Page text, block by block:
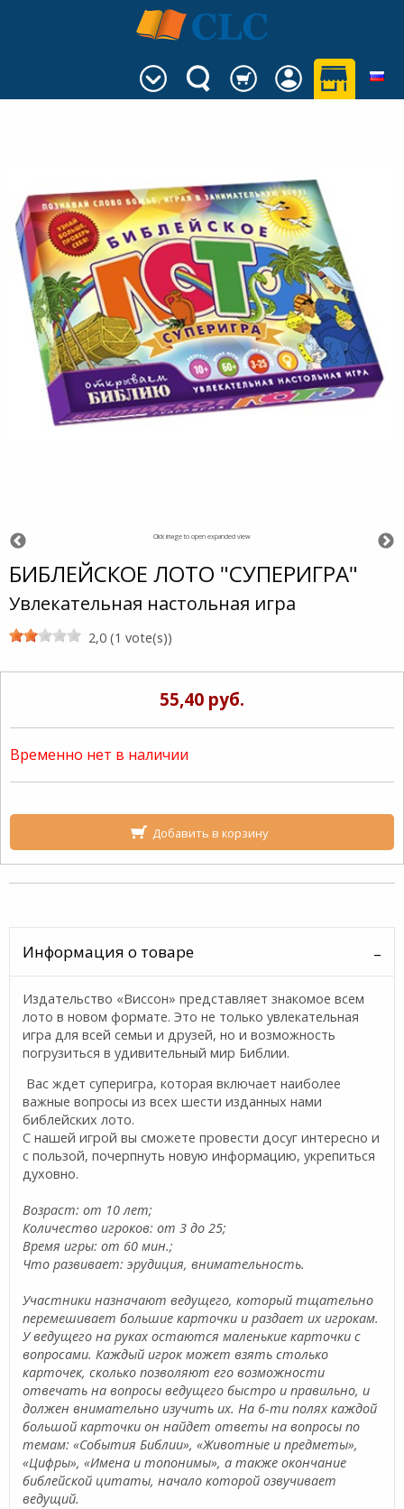
Click image to open expanded view
БИБЛЕЙСКОЕ ЛОТО "СУПЕРИГРА"
Увлекательная настольная игра
2,0 (1 vote(s))
55,40 руб.
Временно нет в наличии
Добавить в корзину
Информация о товаре
Издательство «Виссон» представляет знакомое всем
лото в новом формате. Это не только увлекательная
игра для всей семьи и друзей, но и возможность
погрузиться в удивительный мир Библии.
Вас ждет суперигра, которая включает наиболее
важные вопросы из всех шести изданных нами
библейских лото.
С нашей игрой вы сможете провести досуг интересно и
с пользой, почерпнуть новую информацию, укрепиться
духовно.
Возраст: от 10 лет;
Количество игроков: от 3 до 25;
Время игры: от 60 мин.;
Что развивает: эрудиция, внимательность.
Участники назначают ведущего, который тщательно
перемешивает большие карточки и раздает их игрокам.
У ведущего на руках остаются маленькие карточки с
вопросами. Каждый игрок может взять столько
карточек, сколько позволяют его возможности
отвечать на вопросы ведущего быстро и правильно, и
должен внимательно изучить их. На 6-ти полях каждой
большой карточки он найдет ответы на вопросы по
темам: «События Библии», «Животные и предметы»,
«Цифры», «Имена и топонимы», а также окончание
библейской цитаты, начало которой озвучивает
ведущий.